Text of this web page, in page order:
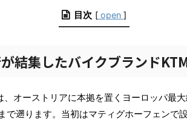
目次 [open ]
結集したバイクブランド
オーストリアに本拠を置くヨーロッパ最大
遡ります。当初はマティグホーフェンで